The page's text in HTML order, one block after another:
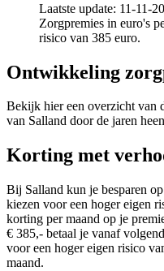
Laatste update: 11-11-
Zorgpremies in euro's
risico van 385 euro.
Ontwikkeling
Bekijk hier een overzicht van
van Salland door de jaren
Korting met
Bij Salland kun je besparen
kiezen voor een hoger eigen
korting per maand op je
€ 385,- betaal je vanaf
voor een hoger eigen risico
maand.